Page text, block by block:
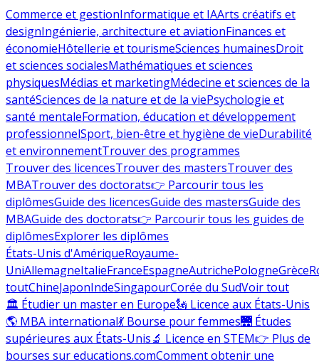
Commerce et gestionInformatique et IAArts créatifs et
designIngénierie, architecture et aviationFinances et
économieHôtellerie et tourismeSciences humainesDroit
et sciences socialesMathématiques et sciences
physiquesMédias et marketingMédecine et sciences de la
santéSciences de la nature et de la viePsychologie et
santé mentaleFormation, éducation et développement
professionnelSport, bien-être et hygiène de vieDurabilité
et environnementTrouver des programmes
Trouver des licencesTrouver des mastersTrouver des
MBATrouver des doctorats👉 Parcourir tous les
diplômesGuide des licencesGuide des mastersGuide des
MBAGuide des doctorats👉 Parcourir tous les guides de
diplômesExplorer les diplômes
États-Unis d'AmériqueRoyaume-
UniAllemagneItalieFranceEspagneAutrichePologneGrèce
toutChineJaponIndeSingapourCorée du SudVoir tout
🏛 Étudier un master en Europe🗽 Licence aux États-Unis
🌎 MBA international💃 Bourse pour femmes🌉 Études
supérieures aux États-Unis🔬 Licence en STEM👉 Plus de
bourses sur educations.comComment obtenir une